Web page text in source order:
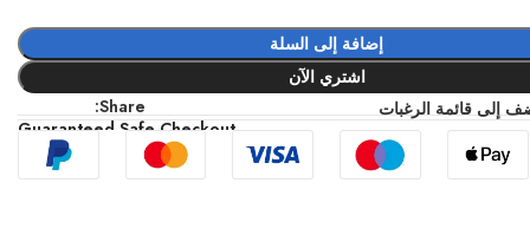
إضافة إلى السلة
اشتري الآن
إلى قائمة الرغبات
Share:
Guaranteed Safe Checkout